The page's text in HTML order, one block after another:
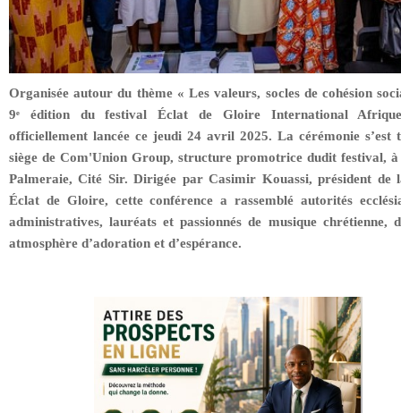
Organisée autour du thème « Les valeurs, socles de cohésion
9ᵉ édition du festival Éclat de Gloire International
officiellement lancée ce jeudi 24 avril 2025. La cérémonie s’est
siège de Com'Union Group, structure promotrice dudit festival, à
Palmeraie, Cité Sir. Dirigée par Casimir Kouassi, président de
Éclat de Gloire, cette conférence a rassemblé autorités
administratives, lauréats et passionnés de musique chrétienne,
atmosphère d’adoration et d’espérance.